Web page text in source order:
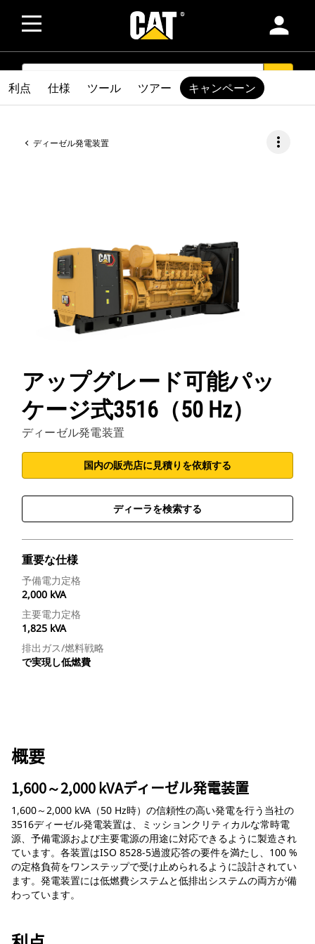
person
SEARCH
ディーゼル発電装置 more_vert
アップグレード可能パッ
ケージ式3516（50 Hz）
ディーゼル発電装置
国内の販売店に見積りを依頼する
ディーラを検索する
重要な仕様
予備電力定格
2,000 kVA
主要電力定格
1,825 kVA
排出ガス/燃料戦略
で実現し低燃費
利点 仕様 ツール ツアー キャンペーン
概要
1,600～2,000 kVAディーゼル発電装置
1,600～2,000 kVA（50 Hz時）の信頼性の高い発電を行う当社の
3516ディーゼル発電装置は、ミッションクリティカルな常時電
源、予備電源および主要電源の用途に対応できるように製造され
ています。各装置はISO 8528-5過渡応答の要件を満たし、100 %
の定格負荷をワンステップで受け止められるように設計されてい
ます。発電装置には低燃費システムと低排出システムの両方が備
わっています。